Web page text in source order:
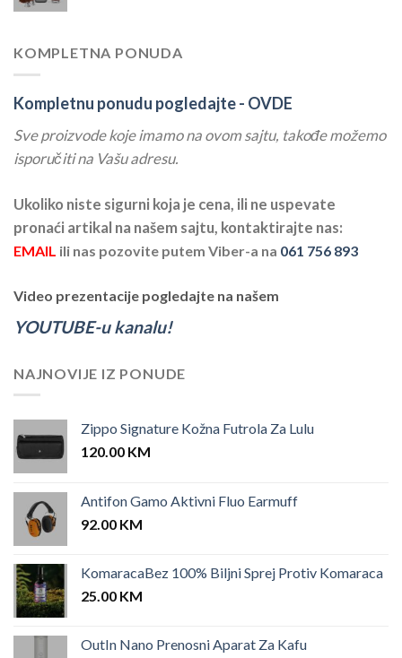
KOMPLETNA PONUDA
Kompletnu ponudu pogledajte - OVDE
Sve proizvode koje imamo na ovom sajtu, takođe možemo
isporučiti na Vašu adresu.
Ukoliko niste sigurni koja je cena, ili ne uspevate
pronaći artikal na našem sajtu, kontaktirajte nas:
EMAIL ili nas pozovite putem Viber-a na 061 756 893
Video prezentacije pogledajte na našem
YOUTUBE-u kanalu!
NAJNOVIJE IZ PONUDE
Zippo Signature Kožna Futrola Za Lulu
120.00 KM
Antifon Gamo Aktivni Fluo Earmuff
92.00 KM
KomaracaBez 100% Biljni Sprej Protiv Komaraca
25.00 KM
OutIn Nano Prenosni Aparat Za Kafu